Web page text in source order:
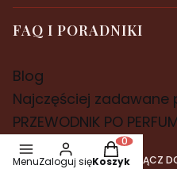
FAQ I PORADNIKI
Blog
Najczęściej zadawane
PRZEWODNIK PO
DOŁĄCZ
MenuZaloguj się
Produkty w
Koszyk